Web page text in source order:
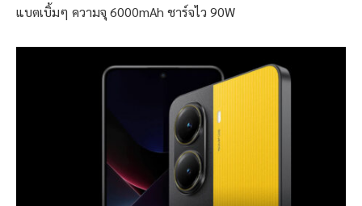
แบตเบิ้มๆ ความจุ 6000mAh ชาร์จไว 90W